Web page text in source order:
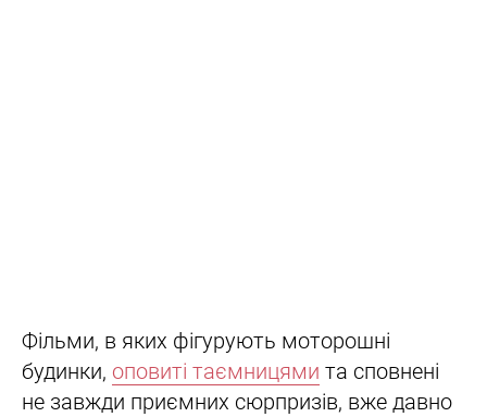
Фільми, в яких фігурують моторошні
будинки, оповиті таємницями та сповнені
не завжди приємних сюрпризів, вже давно